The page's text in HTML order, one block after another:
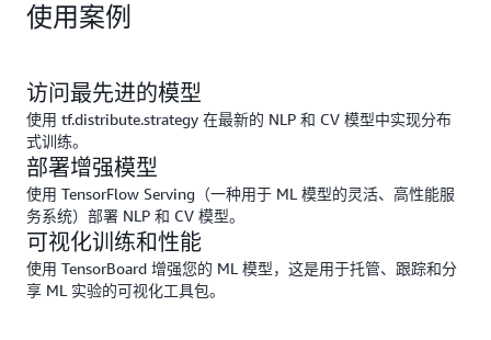
加入 GitHub 上的活动社区。
使用案例
访问最先进的模型
使用 tf.distribute.strategy 在最新的 NLP 和 CV 模型中实现分布
式训练。
部署增强模型
使用 TensorFlow Serving（一种用于 ML 模型的灵活、高性能服
务系统）部署 NLP 和 CV 模型。
可视化训练和性能
使用 TensorBoard 增强您的 ML 模型，这是用于托管、跟踪和分
享 ML 实验的可视化工具包。